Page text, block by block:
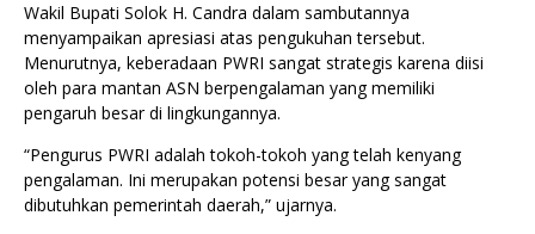
Wakil Bupati Solok H. Candra dalam sambutannya
menyampaikan apresiasi atas pengukuhan tersebut.
Menurutnya, keberadaan PWRI sangat strategis karena diisi
oleh para mantan ASN berpengalaman yang memiliki
pengaruh besar di lingkungannya.
“Pengurus PWRI adalah tokoh-tokoh yang telah kenyang
pengalaman. Ini merupakan potensi besar yang sangat
dibutuhkan pemerintah daerah,” ujarnya.